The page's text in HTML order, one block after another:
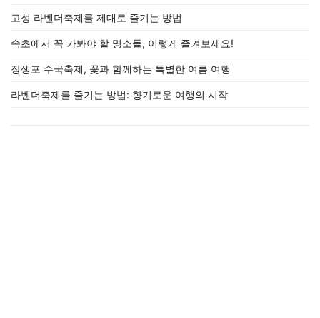
고성 라벤더축제를 제대로 즐기는 방법
속초에서 꼭 가봐야 할 명소들, 이렇게 즐겨보세요!
장생포 수국축제, 꽃과 함께하는 특별한 여름 여행
라벤더축제를 즐기는 방법: 향기로운 여행의 시작